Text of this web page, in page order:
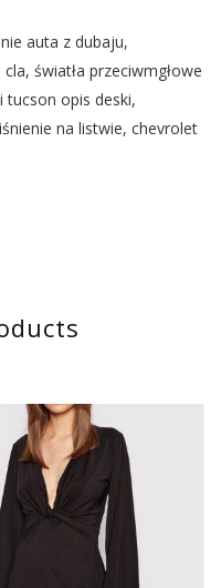
auta z dubaju,
światła przeciwmgłowe
tucson opis deski,
na listwie, chevrolet